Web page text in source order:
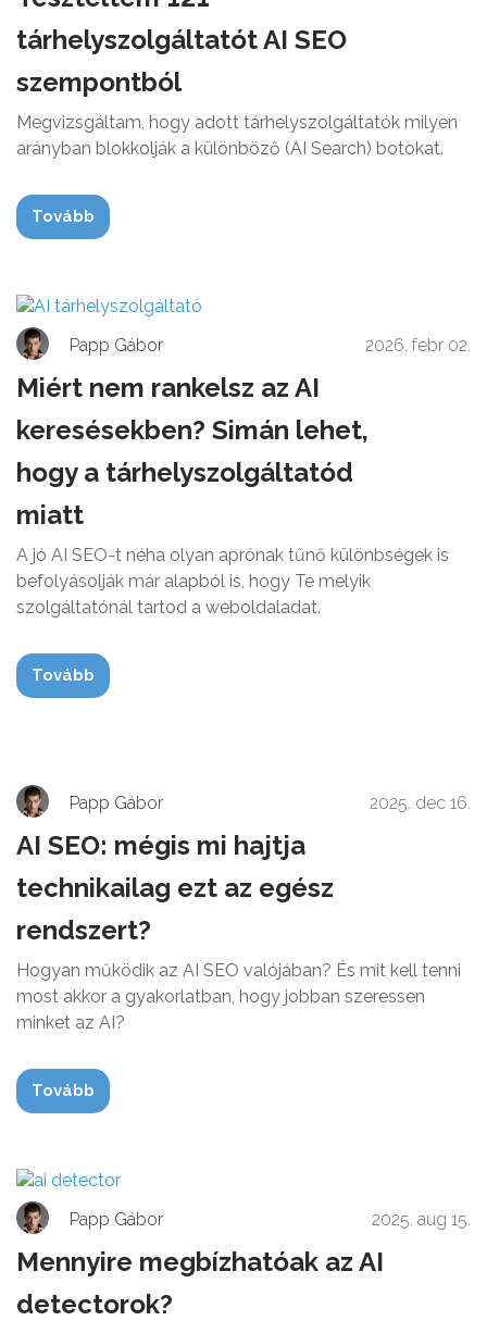
tárhelyszolgáltatót AI SEO
szempontból
Megvizsgáltam, hogy adott tárhelyszolgáltatók milyen
arányban blokkolják a különböző (AI Search) botokat.
Tovább
Papp Gábor 2026. febr 02.
Miért nem rankelsz az AI
keresésekben? Simán lehet,
hogy a tárhelyszolgáltatód
miatt
A jó AI SEO-t néha olyan aprónak tűnő különbségek is
befolyásolják már alapból is, hogy Te melyik
szolgáltatónál tartod a weboldaladat.
Tovább
Papp Gábor 2025. dec 16.
AI SEO: mégis mi hajtja
technikailag ezt az egész
rendszert?
Hogyan működik az AI SEO valójában? És mit kell tenni
most akkor a gyakorlatban, hogy jobban szeressen
minket az AI?
Tovább
Papp Gábor 2025. aug 15.
Mennyire megbízhatóak az AI
detectorok?